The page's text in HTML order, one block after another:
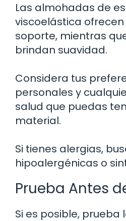
Las almohadas de
viscoelástica
soporte, mientras
brindan suavidad.
Considera tus
personales y
salud que puedas
material.
Si tienes alergias,
hipoalergénicas o
Prueba Antes
Si es posible,